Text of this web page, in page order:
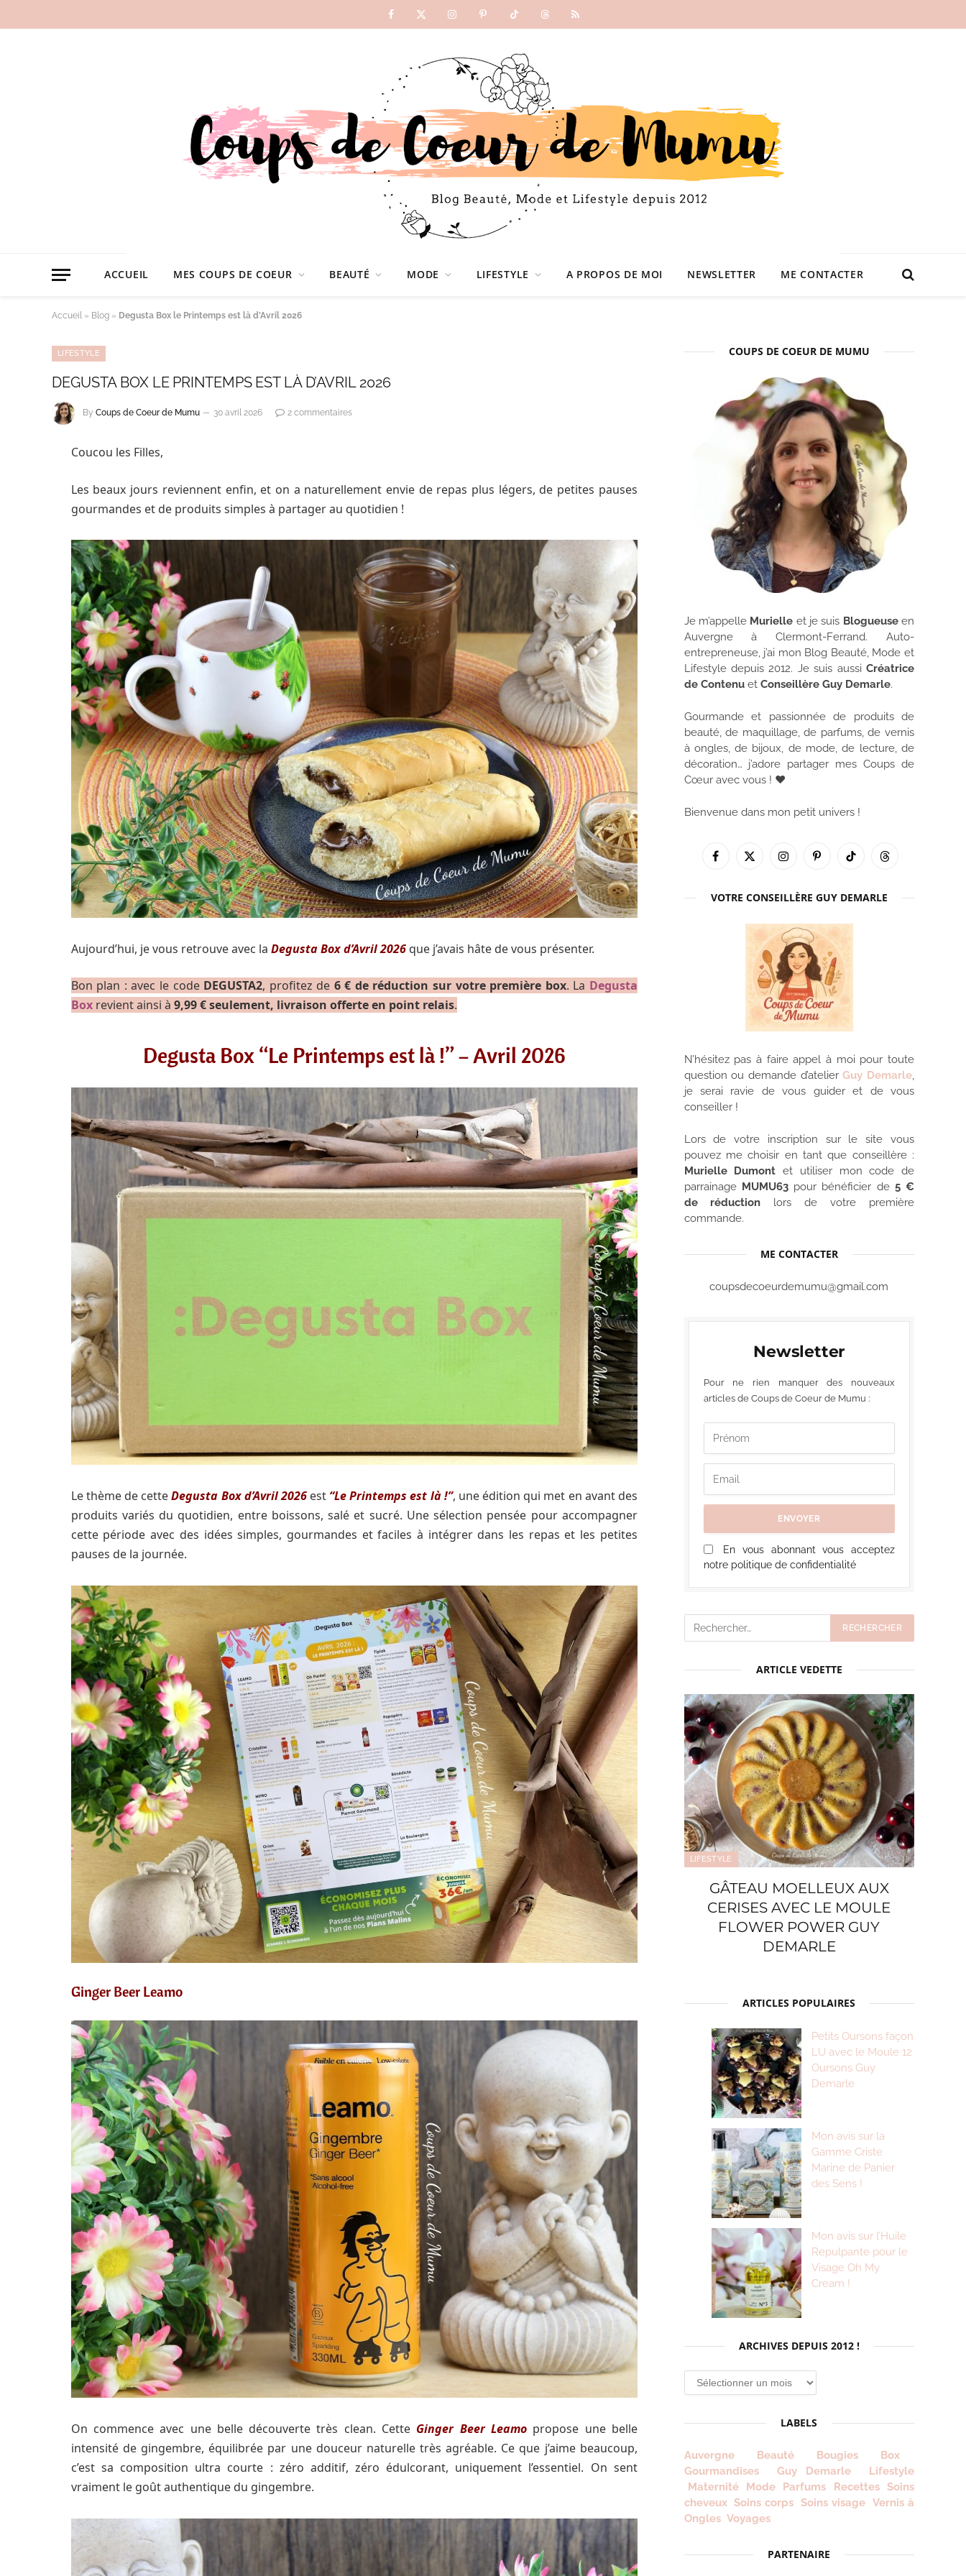
Facebook
X
InstagramPinterestTikTokThreadsRSS
ACCUEIL MES COUPS DE COEUR BEAUTÉ MODE LIFESTYLE A PROPOS DE MOI NEWSLETTER ME CONTACTER
Accueil » Blog » Degusta Box le Printemps est là d’Avril 2026
LIFESTYLE
DEGUSTA BOX LE PRINTEMPS EST LÀ D’AVRIL 2026
By Coups de Coeur de Mumu 30 avril 2026 2 commentaires
Coucou les Filles,
Les beaux jours reviennent enfin, et on a naturellement envie de repas plus légers, de petites pauses
gourmandes et de produits simples à partager au quotidien !
Aujourd’hui, je vous retrouve avec la Degusta Box d’Avril 2026 que j’avais hâte de vous présenter.
Bon plan : avec le code DEGUSTA2, profitez de 6 € de réduction sur votre première box. La Degusta
Boxrevient ainsi à 9,99 € seulement, livraison offerte en point relais.
Degusta Box “Le Printemps est là !” – Avril 2026
Le thème de cetteDegusta Box d’Avril 2026 est “Le Printemps est là !”, une édition qui met en avant des
produits variés du quotidien, entre boissons, salé et sucré. Une sélection pensée pour accompagner
cette période avec des idées simples, gourmandes et faciles à intégrer dans les repas et les petites
pauses de la journée.
Ginger Beer Leamo
On commence avec une belle découverte très clean. Cette Ginger Beer Leamo propose une belle
intensité de gingembre, équilibrée par une douceur naturelle très agréable. Ce que j’aime beaucoup,
c’est sa composition ultra courte : zéro additif, zéro édulcorant, uniquement l’essentiel. On sent
vraiment le goût authentique du gingembre.
COUPS DE COEUR DE MUMU
Je m’appelle Murielle et je suis Blogueuseen
Auvergne à Clermont-Ferrand. Auto-
entrepreneuse, j’ai mon Blog Beauté, Mode et
Lifestyle depuis 2012. Je suis aussi Créatrice
de Contenuet Conseillère Guy Demarle.
Gourmande et passionnée de produits de
beauté, de maquillage, de parfums, de vernis
à ongles, de bijoux, de mode, de lecture, de
décoration… j’adore partager mes Coups de
Cœur avec vous ! ♥
Bienvenue dans mon petit univers !
Facebook
X
InstagramPinterestTikTok Threads
VOTRE CONSEILLÈRE GUY DEMARLE
N’hésitez pas à faire appel à moi pour toute
question ou demande d’atelierGuy Demarle,
je serai ravie de vous guider et de vous
conseiller !
Lors de votre inscription sur le site vous
pouvez me choisir en tant que conseillère :
Murielle Dumont et utiliser mon code de
parrainage MUMU63pour bénéficier de 5 €
de réduction lors de votre première
commande.
ME CONTACTER
coupsdecoeurdemumu@gmail.com
Newsletter
Pour ne rien manquer des nouveaux
articles de Coups de Coeur de Mumu :
En vous abonnant vous acceptez
notre politique de confidentialité
ARTICLE VEDETTE
LIFESTYLE
GÂTEAU MOELLEUX AUX
CERISES AVEC LE MOULE
FLOWER POWER GUY
DEMARLE
ARTICLES POPULAIRES
Petits Oursons façon
LU avec le Moule 12
Oursons Guy
Demarle
Mon avis sur la
Gamme Criste
Marine de Panier
des Sens !
Mon avis sur l’Huile
Repulpante pour le
Visage Oh My
Cream !
ARCHIVES DEPUIS 2012 !
Archives
depuis
!
LABELS
Auvergne Beauté Bougies
Box
Gourmandises
Guy Demarle
Lifestyle
Maternité
Mode Parfums Recettes Soins
cheveux Soins corps Soins visage Vernis à
Ongles Voyages
PARTENAIRE